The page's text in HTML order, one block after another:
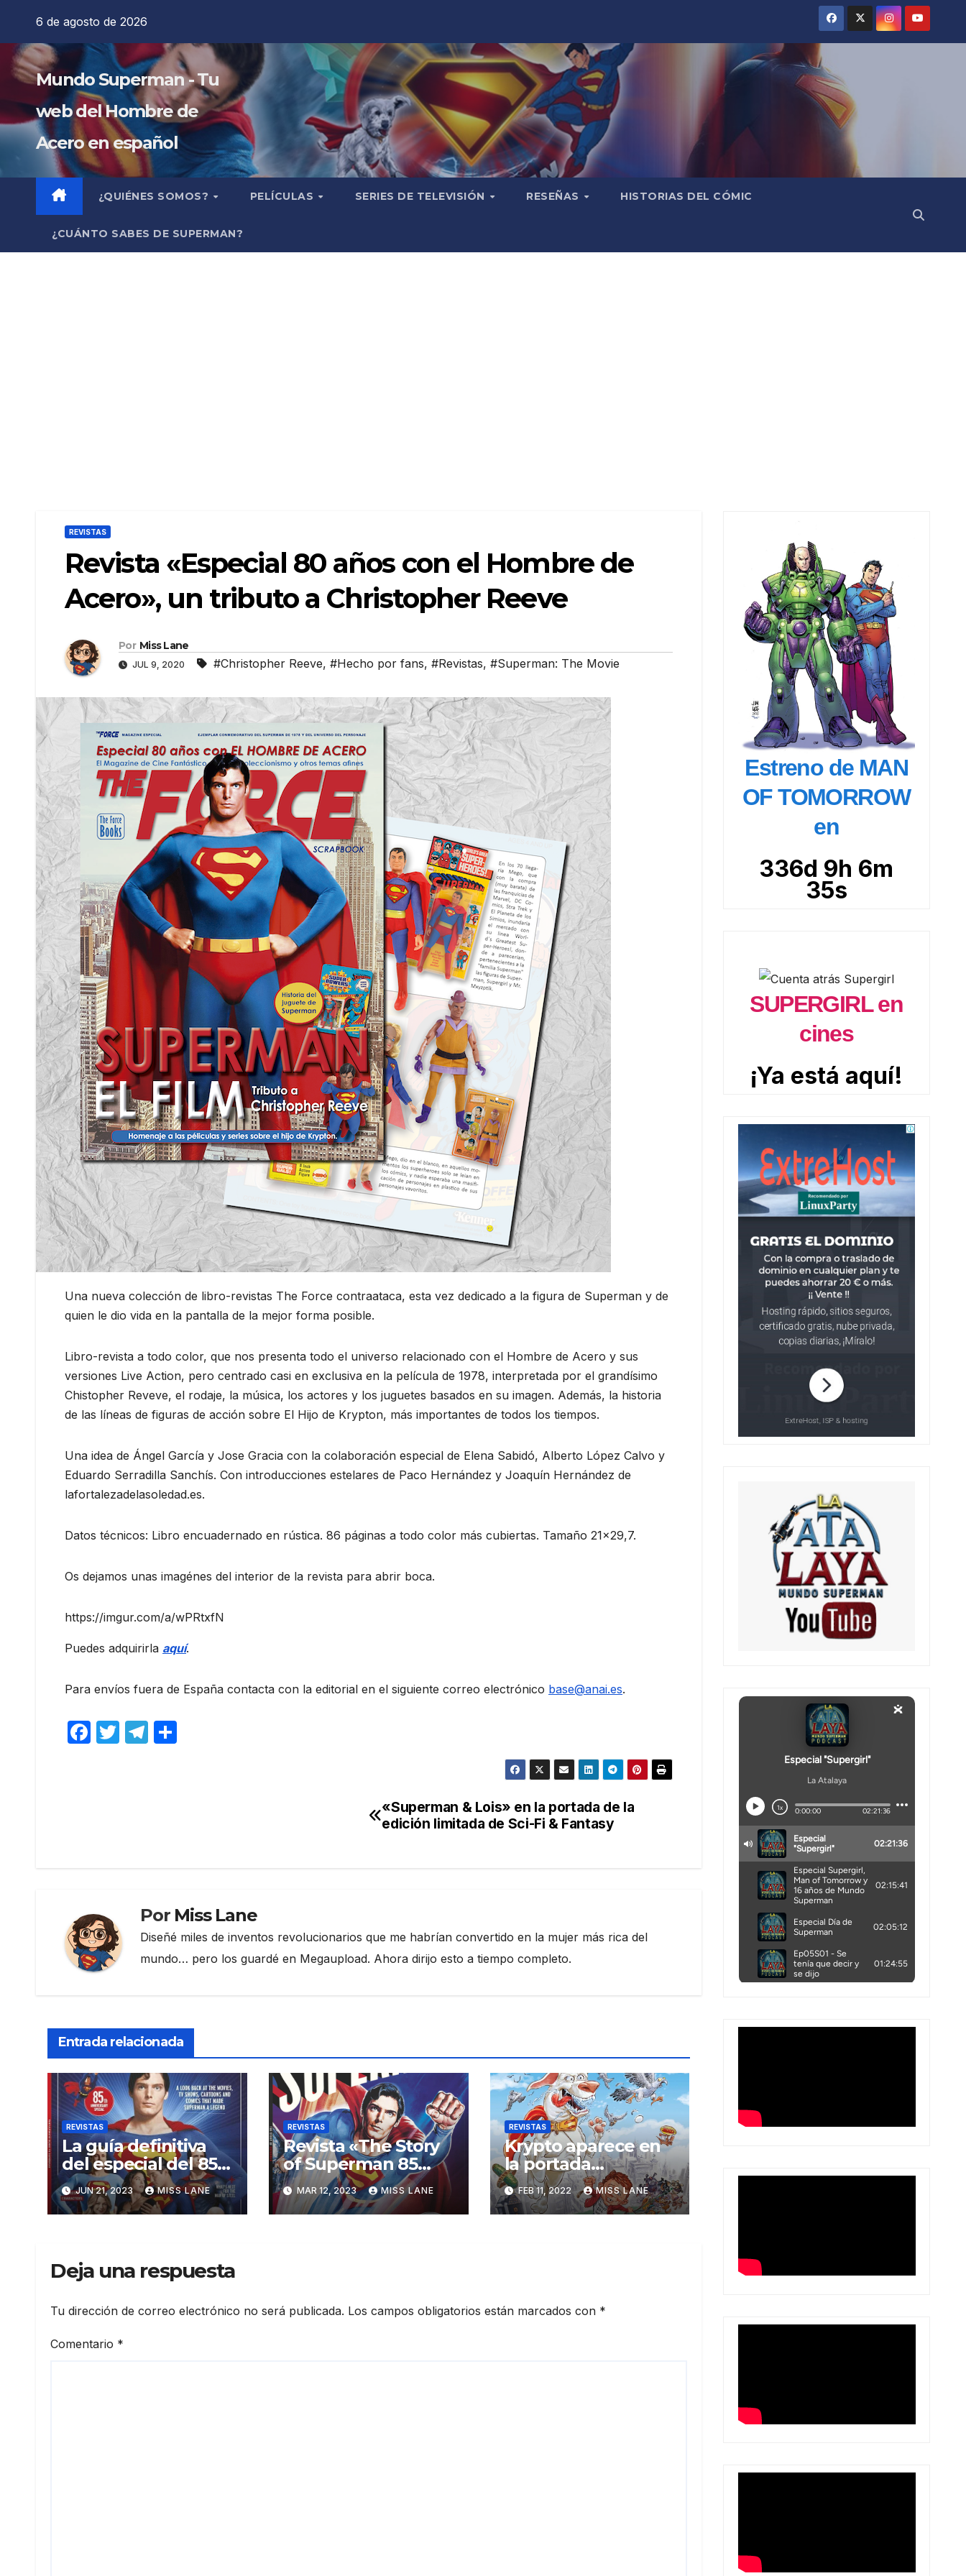
contenido
6 de agosto de 2026
Mundo Superman - Tu
web del Hombre de
Acero en español
¿QUIÉNES SOMOS? PELÍCULAS SERIES DE TELEVISIÓN RESEÑAS HISTORIAS DEL CÓMIC
¿CUÁNTO SABES DE SUPERMAN?
REVISTAS
Revista «Especial 80 años con el Hombre de
Acero», un tributo a Christopher Reeve
Por Miss Lane
JUL 9, 2020 #Christopher Reeve, #Hecho por fans, #Revistas, #Superman: The Movie
Una nueva colección de libro-revistas The Force contraataca, esta vez dedicado a la figura de Superman y de
quien le dio vida en la pantalla de la mejor forma posible.
Libro-revista a todo color, que nos presenta todo el universo relacionado con el Hombre de Acero y sus
versiones Live Action, pero centrado casi en exclusiva en la película de 1978, interpretada por el grandísimo
Chistopher Reveve, el rodaje, la música, los actores y los juguetes basados en su imagen. Además, la historia
de las líneas de figuras de acción sobre El Hijo de Krypton, más importantes de todos los tiempos.
Una idea de Ángel García y Jose Gracia con la colaboración especial de Elena Sabidó, Alberto López Calvo y
Eduardo Serradilla Sanchís. Con introducciones estelares de Paco Hernández y Joaquín Hernández de
lafortalezadelasoledad.es.
Datos técnicos: Libro encuadernado en rústica. 86 páginas a todo color más cubiertas. Tamaño 21×29,7.
Os dejamos unas imagénes del interior de la revista para abrir boca.
https://imgur.com/a/wPRtxfN
Puedes adquirirla aquí.
Para envíos fuera de España contacta con la editorial en el siguiente correo electrónico base@anai.es.
F
T
T
«Superman & Lois» en la portada de la
edición limitada de Sci-Fi & Fantasy
Por Miss Lane
Diseñé miles de inventos revolucionarios que me habrían convertido en la mujer más rica del
mundo… pero los guardé en Megaupload. Ahora dirijo esto a tiempo completo.
Entrada relacionada
REVISTAS
La guía definitiva
del especial del 85
aniversario de
Superman
JUN 21, 2023 MISS LANE
REVISTAS
Revista «The Story
of Superman 85
Years»
MAR 12, 2023 MISS LANE
REVISTAS
Krypto aparece en
la portada
alternativa de la
revista MAD
FEB 11, 2022 MISS LANE
Deja una respuesta
Tu dirección de correo electrónico no será publicada. Los campos obligatorios están marcados con *
Comentario *
Estreno de MAN
OF TOMORROW
en
336d 9h 6m
34s
SUPERGIRL en
cines
¡Ya está aquí!